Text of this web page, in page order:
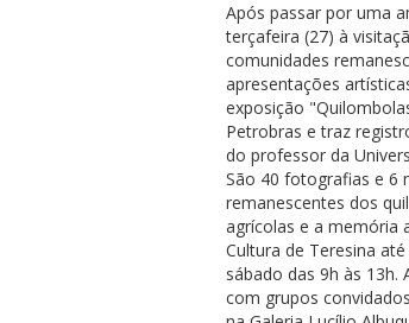
Após passar por uma
terçafeira (27) à
comunidades
apresentações
exposição
Petrobras e traz
do professor da
São 40 fotografias e 6
remanescentes dos
agrícolas e a memória
Cultura de Teresina
sábado das 9h às 13h.
com grupos